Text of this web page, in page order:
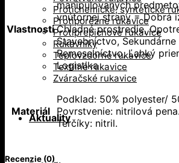
Protichemické, syntetické
Protiporézne rukavice
Protiprepichové rukavice
Rukávniky
Teplovzdorné rukavice
Textilné rukavice
Zváračské rukavice
Aktuality
Vlastnosti
manipulovaných
vnútornej strany = Dobrá
Chladné prostredie,
Stavebníctvo,
Remeselníctvo, Ľahký
Logistika
Materiál
Podklad: 50% polyester/
Povrstvenie: nitrilová pena.
Terčíky: nitril.
Recenzie (0)